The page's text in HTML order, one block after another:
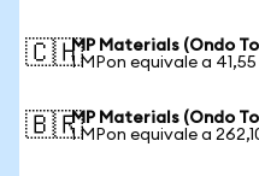
🇨🇭MP Materials (Ondo
1 MPon equivale a
🇧🇷MP Materials (Ondo
1 MPon equivale a